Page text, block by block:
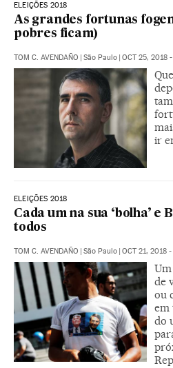
ELEIÇÕES 2018
As grandes fortunas
pobres ficam)
TOM C. AVENDAÑO São Paulo OCT 25, 2018
ir
ELEIÇÕES 2018
Cada um na sua ‘bolha’ e
todos
TOM C. AVENDAÑO São Paulo OCT 21, 2018
de
ou
em
do